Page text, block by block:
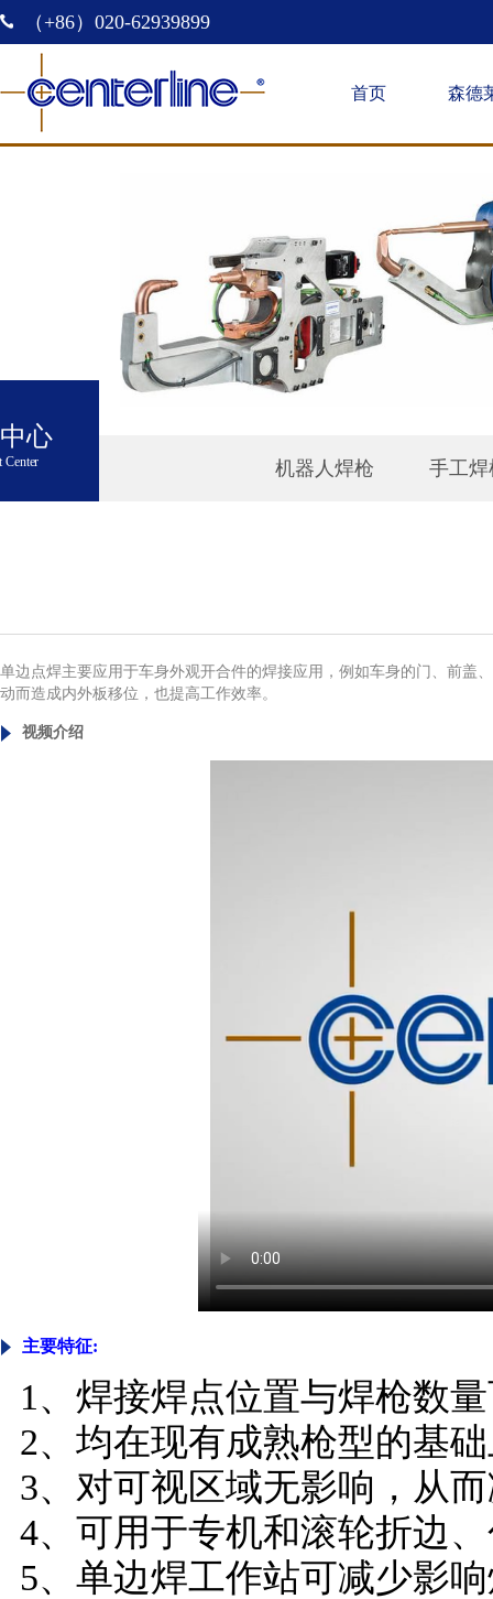
（+86）020-62939899
首页 森德
机器人焊枪 手工焊
心
Center
单边点焊主要应用于车身外观开合件的焊接应用，例如车身的门、前盖
动而造成内外板移位，也提高工作效率。
视频介绍
主要特征:
1、 焊接焊点位置与焊枪数
2、 均在现有成熟枪型的基
3、 对可视区域无影响，从
4、 可用于专机和滚轮折边
5、 单边焊工作站可减少影